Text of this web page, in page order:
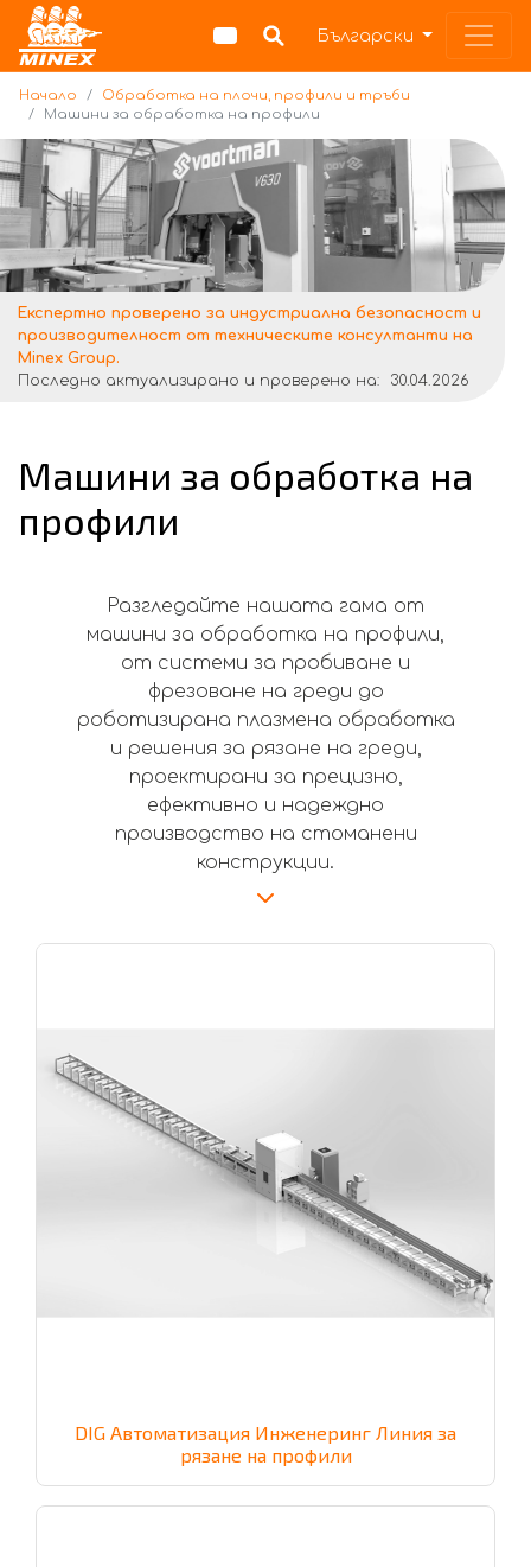
Български
Начало
Обработка на плочи, профили и тръби
Машини за обработка на профили
Машини за обработка на
профили
Експертно проверено за индустриална безопасност и
производителност от техническите консултанти на
Minex Group.
Последно актуализирано и проверено на:
30.04.2026
Разгледайте нашата гама от
машини за обработка на профили,
от системи за пробиване и
фрезоване на греди до
роботизирана плазмена обработка
и решения за рязане на греди,
проектирани за прецизно,
ефективно и надеждно
производство на стоманени
DIG Автоматизация Инженеринг Линия за
рязане на профили